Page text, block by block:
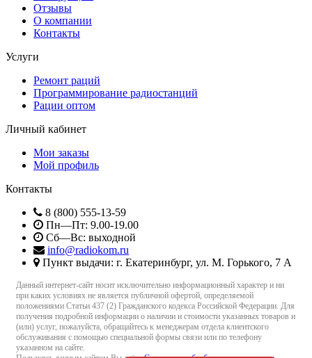
Отзывы
О компании
Контакты
Услуги
Ремонт раций
Программирование радиостанций
Рации оптом
Личный кабинет
Мои заказы
Мой профиль
Контакты
8 (800) 555-13-59
Пн—Пт: 9.00-19.00
Сб—Вс: выходной
info@radiokom.ru
Пункт выдачи: г. Екатеринбург, ул. М. Горького, 7 А
Данный интернет-сайт носит исключительно информационный характер и ни
при каких условиях не является публичной офертой, определяемой
положениями Статьи 437 (2) Гражданского кодекса Российской Федерации. Для
получения подробной информации о наличии и стоимости указанных товаров и
(или) услуг, пожалуйста, обращайтесь к менеджерам отдела клиентского
обслуживания с помощью специальной формы связи или по телефону
указанном на сайте.